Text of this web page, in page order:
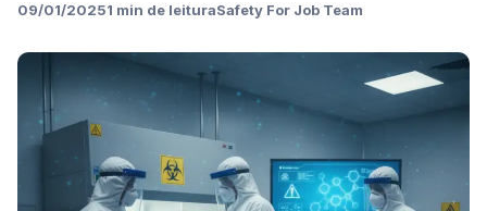
09/01/20251 min de leituraSafety For Job Team